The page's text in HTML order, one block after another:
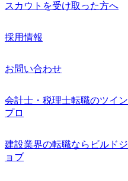
スカウトを受け取った方へ
採用情報
お問い合わせ
会計士・税理士転職のツイン
プロ
建設業界の転職ならビルドジ
ョブ